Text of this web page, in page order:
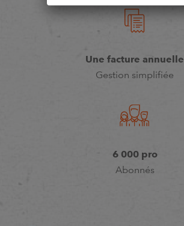
Une facture annuelle
Gestion simplifiée
6 000 pro
Abonnés